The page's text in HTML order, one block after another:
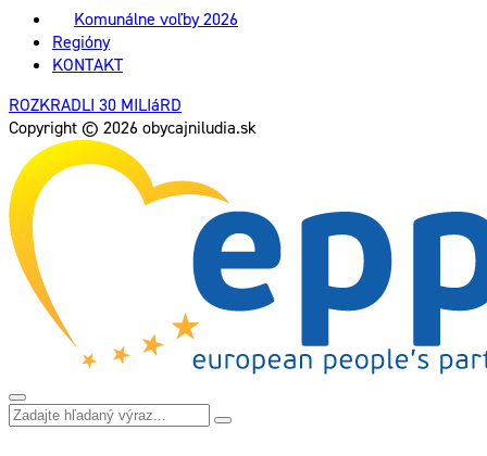
Komunálne voľby 2026
Regióny
KONTAKT
ROZKRADLI 30 MILIáRD
Copyright © 2026 obycajniludia.sk